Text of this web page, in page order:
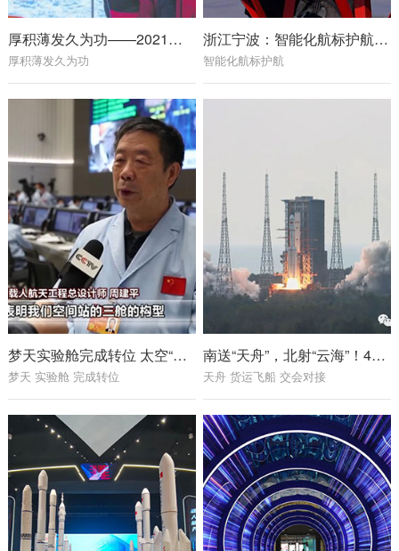
厚积薄发久为功——2021年世界科技发展回顾·基础研究
厚积薄发久为功
浙江宁波：智能化航标护航海上春运
智能化航标护航
梦天实验舱完成转位 太空“变形”分几步？
梦天 实验舱 完成转位
南送“天舟”，北射“云海”！4小时内，两发两成！
天舟 货运飞船 交会对接